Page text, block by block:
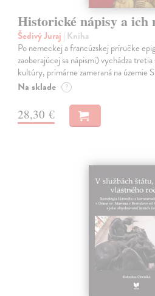
Historické nápisy a ich
Šedivý Juraj | Kniha
Po nemeckej a francúzskej príručke
zaoberajúcej sa nápismi) vychádza
kultúry, primárne zameraná na územie
Na sklade ?
28,30 €